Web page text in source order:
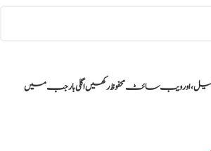
اور ویب سائٹ محفوظ رکھیں اگلی بار جب میں